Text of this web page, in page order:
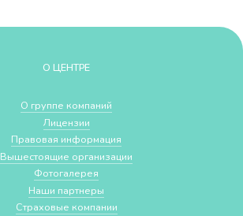
О ЦЕНТРЕ
О группе компаний
Лицензии
Правовая информация
Вышестоящие организации
Фотогалерея
Наши партнеры
Страховые компании